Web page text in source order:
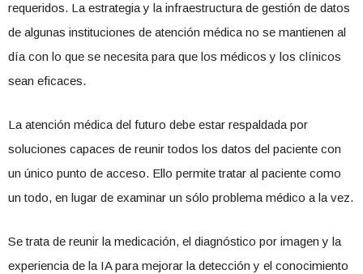
requeridos. La estrategia y la infraestructura de gestión de datos
de algunas instituciones de atención médica no se mantienen al
día con lo que se necesita para que los médicos y los clínicos
sean eficaces.
La atención médica del futuro debe estar respaldada por
soluciones capaces de reunir todos los datos del paciente con
un único punto de acceso. Ello permite tratar al paciente como
un todo, en lugar de examinar un sólo problema médico a la vez.
Se trata de reunir la medicación, el diagnóstico por imagen y la
experiencia de la IA para mejorar la detección y el conocimiento